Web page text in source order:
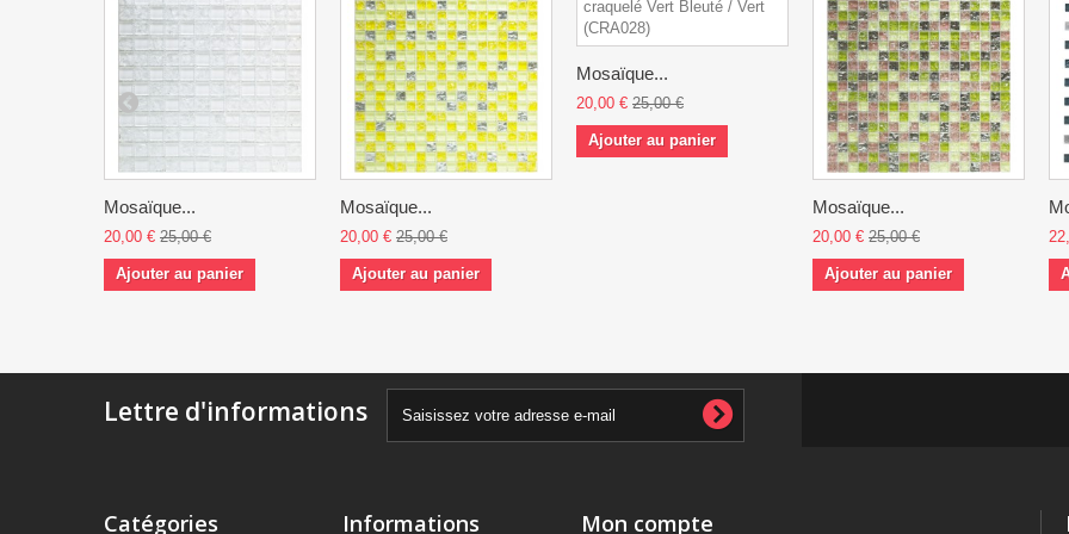
Mosaïque...
20,00 € 25,00 €
Ajouter au panier
Mosaïque...
20,00 € 25,00 €
Ajouter au panier
Mosaïque...
20,00 € 25,00 €
Ajouter au panier
Mosaïque...
20,00 € 25,00 €
Ajouter au panier
Lettre d'informations
Catégories Informations Mon compte